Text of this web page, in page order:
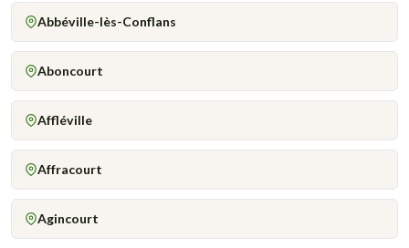
Abbéville-lès-Conflans
Aboncourt
Affléville
Affracourt
Agincourt